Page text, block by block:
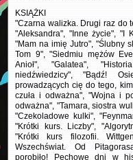
KSIĄŻKI
"Czarna walizka. Drugi raz do
"Aleksandra", "Inne życie", "I
"Mam na imię Jutro", "Ślubny
Tom 9", "Siedmiu mężów
Anioł", "Galatea",
niedźwiedzicy", "Bądź!
prowadzących cię do tego,
czuła i odważna", "Wojna i
odważna", "Tamara, siostra
"Czekoladowe kulki",
"Krótki kurs. Liczby",
"Krótki kurs filozofii.
Wszechświat. Od
porobiło! Pechowe dni w